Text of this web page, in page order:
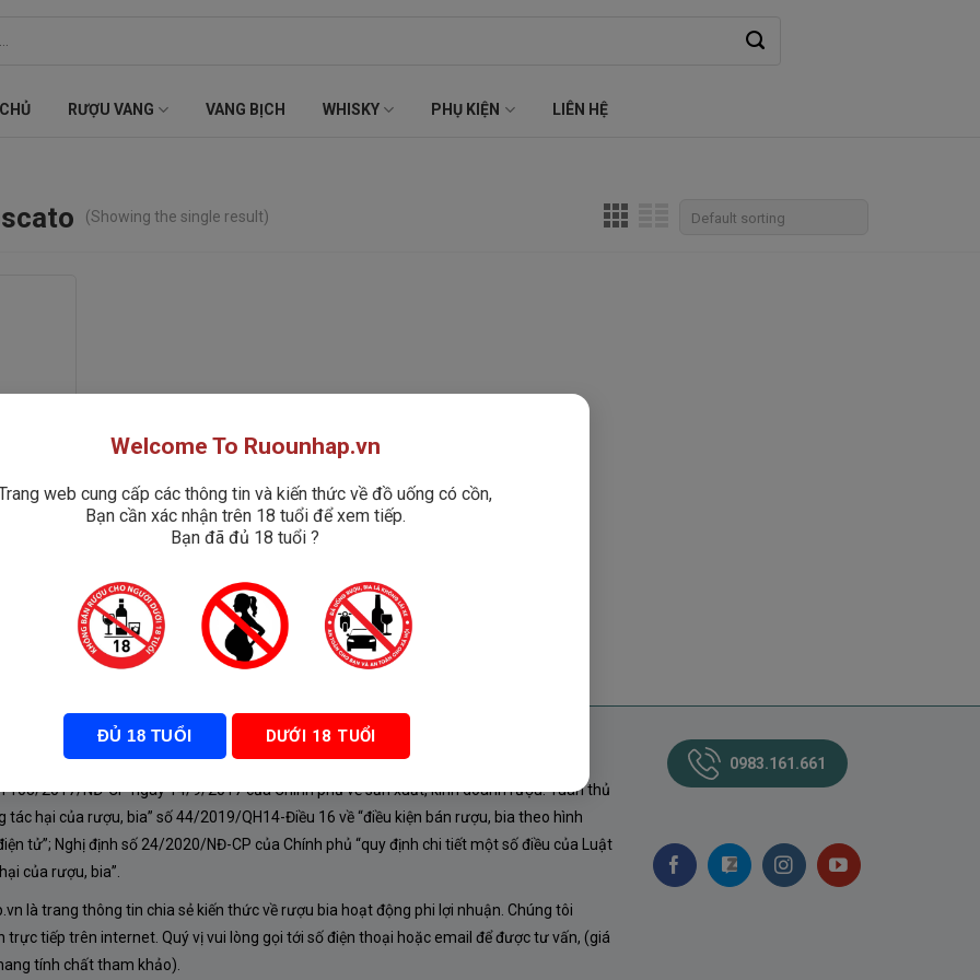
RƯỢU VANG VANG BỊCH WHISKY PHỤ KIỆN LIÊN HỆ
(Showing the single result)
SÁCH
105/2017/NĐ-CP ngày 14/9/2017 của Chính phủ về sản xuất, kinh doanh rượu. Tuân thủ
tác hại của rượu, bia” số 44/2019/QH14-Điều 16 về “điều kiện bán rượu, bia theo hình
tử”; Nghị định số 24/2020/NĐ-CP của Chính phủ “quy định chi tiết một số điều của Luật
của rượu, bia”.
là trang thông tin chia sẻ kiến thức về rượu bia hoạt động phi lợi nhuận. Chúng tôi
trực tiếp trên internet. Quý vị vui lòng gọi tới số điện thoại hoặc email để được tư vấn, (giá
tính chất tham khảo).
0983.161.661
Welcome To Ruounhap.vn
web cung cấp các thông tin và kiến thức về đồ uống có cồn,
Bạn cần xác nhận trên 18 tuổi để xem tiếp.
Bạn đã đủ 18 tuổi ?
ĐỦ 18 TUỔI DƯỚI 18 TUỔI